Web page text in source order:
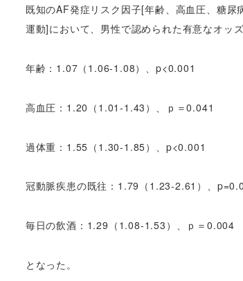
既知のAF発症リスク因子[年齢、高血圧、糖
運動]において、男性で認められた有意なオッ
年齢：1.07（1.06-1.08）、p<0.001
高血圧：1.20（1.01-1.43）、ｐ＝0.041
過体重：1.55（1.30-1.85）、p<0.001
冠動脈疾患の既往：1.79（1.23-2.61）、
毎日の飲酒：1.29（1.08-1.53）、ｐ＝0.004
となった。